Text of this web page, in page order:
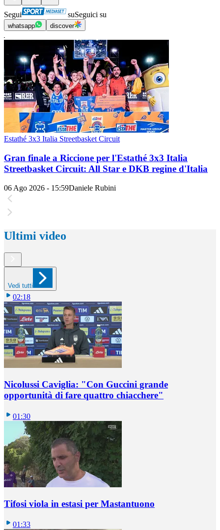
Segui suSeguici su
whatsapp discover
Estathé 3x3 Italia Streetbasket Circuit
Gran finale a Riccione per l'Estathé 3x3 Italia
Streetbasket Circuit: All Star e DKB regine d'Italia
06 Ago 2026 - 15:59Daniele Rubini
Ultimi video
Vedi tutti
02:18
Nicolussi Caviglia: "Con Guccini grande
opportunità di fare quattro chiacchere"
01:30
Tifosi viola in estasi per Mastantuono
01:33